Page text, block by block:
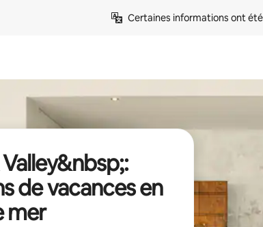
Certaines informations ont
de vacances en
mer